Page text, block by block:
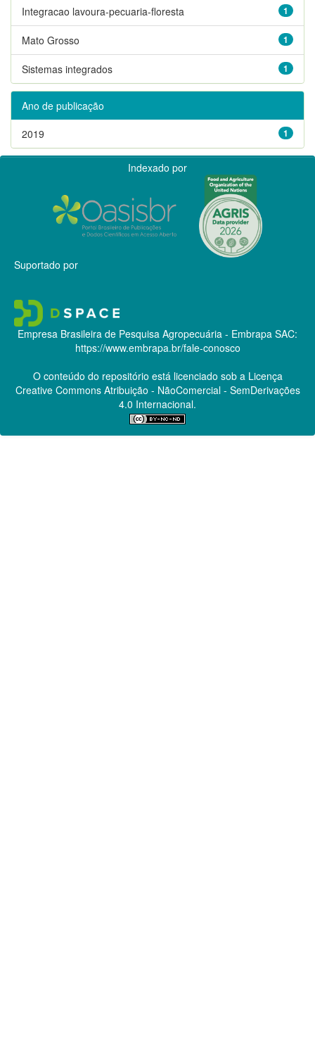
1
Integracao lavoura-pecuaria-floresta
1
Mato Grosso
1
Sistemas integrados
Ano de publicação
1
2019
Indexado por
Suportado por
Empresa Brasileira de Pesquisa Agropecuária - Embrapa SAC:
https://www.embrapa.br/fale-conosco
O conteúdo do repositório está licenciado sob a Licença
Creative CommonsAtribuição - NãoComercial - SemDerivações
4.0 Internacional.